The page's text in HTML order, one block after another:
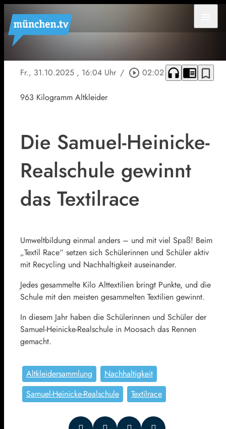
Fr., 31.10.2025 , 16:04 Uhr / play_circle_outline 02:02 headphones chrome_reader_mode bookmark_border
963 Kilogramm Altkleider
Die Samuel-Heinicke-
Realschule gewinnt
das Textilrace
Umweltbildung einmal anders – und mit viel Spaß! Beim
„Textil Race“ setzen sich Schülerinnen und Schüler aktiv
mit Recycling und Nachhaltigkeit auseinander.
Jedes gesammelte Kilo Alttextilien bringt Punkte, und die
Schule mit den meisten gesammelten Textilien gewinnt.
In diesem Jahr haben die Schülerinnen und Schüler der
Samuel-Heinicke-Realschule in Moosach das Rennen
gemacht.
Altkleidersammlung
Nachhaltigkeit
Samuel-Heinicke-Realschule
Textilrace